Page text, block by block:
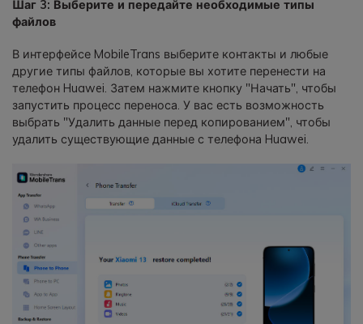
Шаг 3: Выберите и передайте необходимые типы
файлов
В интерфейсе MobileTrans выберите контакты и любые
другие типы файлов, которые вы хотите перенести на
телефон Huawei. Затем нажмите кнопку "Начать", чтобы
запустить процесс переноса. У вас есть возможность
выбрать "Удалить данные перед копированием", чтобы
удалить существующие данные с телефона Huawei.